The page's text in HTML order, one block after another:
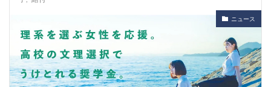
ニュース